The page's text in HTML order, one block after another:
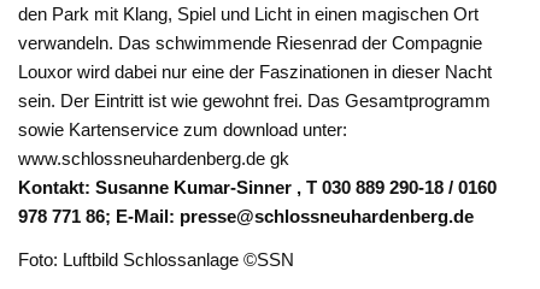
den Park mit Klang, Spiel und Licht in einen magischen Ort
verwandeln. Das schwimmende Riesenrad der Compagnie
Louxor wird dabei nur eine der Faszinationen in dieser Nacht
sein. Der Eintritt ist wie gewohnt frei. Das Gesamtprogramm
sowie Kartenservice zum download unter:
www.schlossneuhardenberg.de gk
Kontakt: Susanne Kumar-Sinner , T 030 889 290-18 / 0160
978 771 86; E-Mail: presse@schlossneuhardenberg.de
Foto: Luftbild Schlossanlage ©SSN